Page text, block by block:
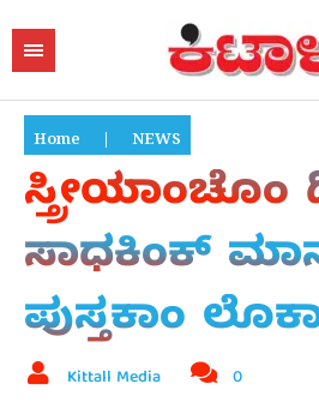
Home | NEWS
ಸಾಧಕಿಂಕ್
ಪುಸ್ತಕಾಂ
Kittall Media 0